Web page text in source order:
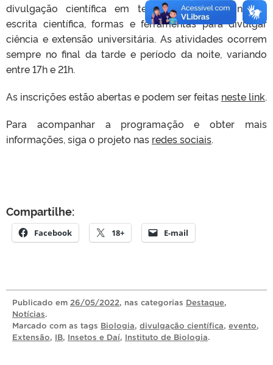
divulgação científica em tempos de negacionismo,
escrita científica, formas e ferramentas para divulgar
ciência e extensão universitária. As atividades ocorrem
sempre no final da tarde e período da noite, variando
entre 17h e 21h.
As inscrições estão abertas e podem ser feitas neste link.
Para acompanhar a programação e obter mais
informações, siga o projeto nas redes sociais.
Compartilhe:
Facebook 18+ E-mail
Publicado em 26/05/2022, nas categorias Destaque,
Notícias.
Marcado com as tags Biologia, divulgação científica, evento,
Extensão, IB, Insetos e Daí, Instituto de Biologia.